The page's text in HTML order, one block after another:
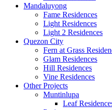
Mandaluyong
Fame Residences
Light Residences
Light 2 Residences
Quezon City
Fern at Grass
Glam Residences
Hill Residences
Vine Residences
Other Projects
Muntinlupa
Leaf